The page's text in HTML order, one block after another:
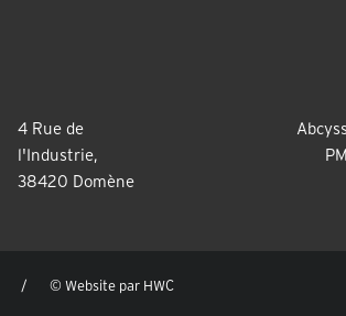
4 Rue de
l'Industrie,
38420 Domène
© Website par HWC